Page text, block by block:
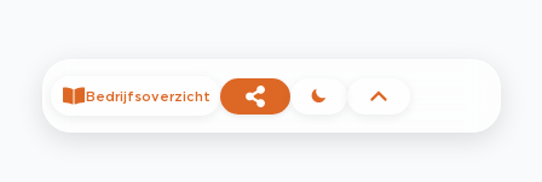
Bedrijfsoverzicht